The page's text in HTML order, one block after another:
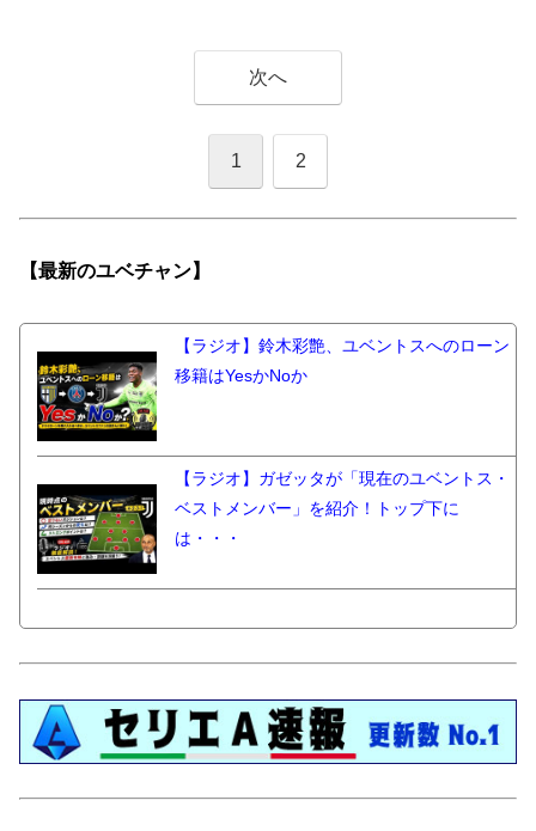
次へ
1 2
【最新のユベチャン】
【ラジオ】鈴木彩艶、ユベントスへのローン
移籍はYesかNoか
【ラジオ】ガゼッタが「現在のユベントス・
ベストメンバー」を紹介！トップ下に
は・・・